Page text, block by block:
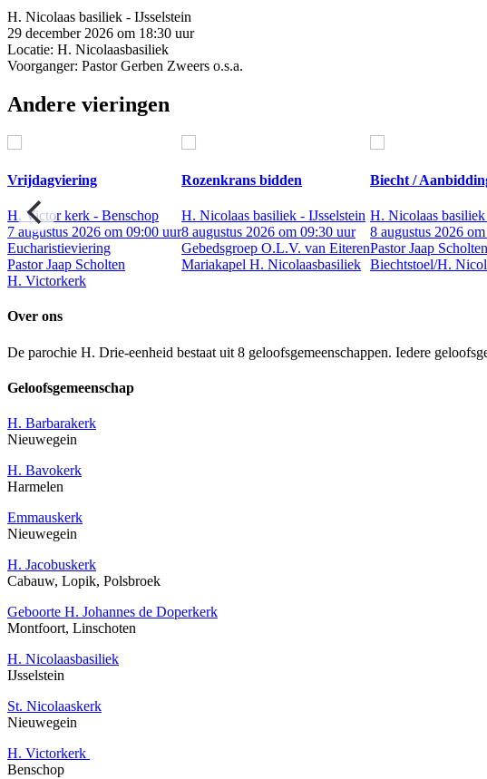
H. Nicolaas basiliek - IJsselstein
29 december 2026 om 18:30 uur
Locatie: H. Nicolaasbasiliek
Voorganger: Pastor Gerben Zweers o.s.a.
Andere vieringen
Vrijdagviering
H. Victor kerk - Benschop
7 augustus 2026 om 09:00 uur
Eucharistieviering
Pastor Jaap Scholten
H. Victorkerk
Rozenkrans bidden
H. Nicolaas basiliek - IJsselstein
8 augustus 2026 om 09:30 uur
Gebedsgroep O.L.V. van Eiteren
Mariakapel H. Nicolaasbasiliek
Biecht /
H. Nicolaas basiliek
8 augustus 2026
Pastor Jaap Scholten
Biechtstoel/H.
Over ons
De parochie H. Drie-eenheid bestaat uit 8 geloofsgemeenschappen. Iedere
Geloofsgemeenschap
H. Barbarakerk
Nieuwegein
H. Bavokerk
Harmelen
Emmauskerk
Nieuwegein
H. Jacobuskerk
Cabauw, Lopik, Polsbroek
Geboorte H. Johannes de Doperkerk
Montfoort, Linschoten
H. Nicolaasbasiliek
IJsselstein
St. Nicolaaskerk
Nieuwegein
H. Victorkerk
Benschop